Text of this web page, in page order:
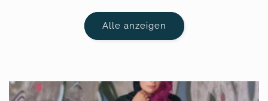
Alle anzeigen